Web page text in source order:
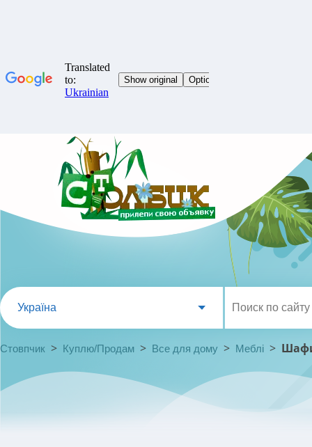
Україна
Стовпчик > Куплю/Продам > Все для дому > Меблі >